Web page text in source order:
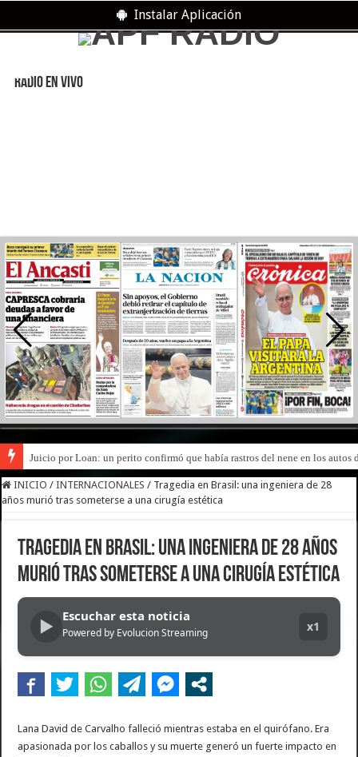
Instalar Aplicación
RADIO EN VIVO
Juicio por Loan: un perito confirmó que había rastros del nene en los autos
INICIO / INTERNACIONALES / Tragedia en Brasil: una ingeniera de 28
años murió tras someterse a una cirugía estética
Tragedia en Brasil: una ingeniera de 28 años
murió tras someterse a una cirugía estética
▶ Escuchar esta noticia
Powered by Evolucion Streaming x1
Lana David de Carvalho falleció mientras estaba en el quirófano. Era
apasionada por los caballos y su muerte generó un fuerte impacto en